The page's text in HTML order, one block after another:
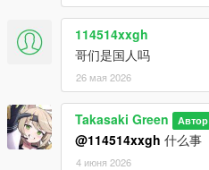
114514xxgh
哥们是国人吗
26 мая 2026
Takasaki Green Автор
@114514xxgh 什么事
4 июня 2026